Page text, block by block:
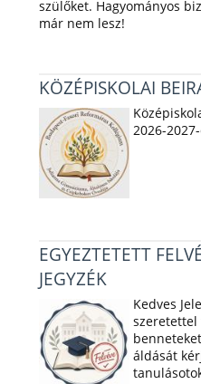
szülőket. Hagyományos
már nem lesz!
KÖZÉPISKOLAI
2026-
EGYEZTETETT
JEGYZÉK
Kedves
szeretettel
áldását